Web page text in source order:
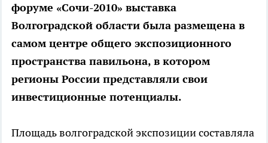
форуме «Сочи-2010» выставка
Волгоградской области была размещена в
самом центре общего экспозиционного
пространства павильона, в котором
регионы России представляли свои
инвестиционные потенциалы.
Площадь волгоградской экспозиции составляла